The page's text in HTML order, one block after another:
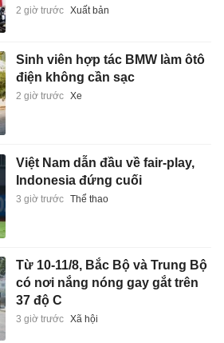
2 giờ trước Xuất bản
Sinh viên hợp tác BMW làm ôtô
điện không cần sạc
2 giờ trước Xe
Việt Nam dẫn đầu về fair-play,
Indonesia đứng cuối
3 giờ trước Thể thao
Từ 10-11/8, Bắc Bộ và Trung Bộ
có nơi nắng nóng gay gắt trên
37 độ C
3 giờ trước Xã hội